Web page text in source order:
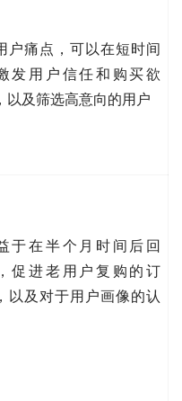
户痛点，可以在短时间
发用户信任和购买欲
以及筛选高意向的用户
于在半个月时间后回
促进老用户复购的订
以及对于用户画像的认